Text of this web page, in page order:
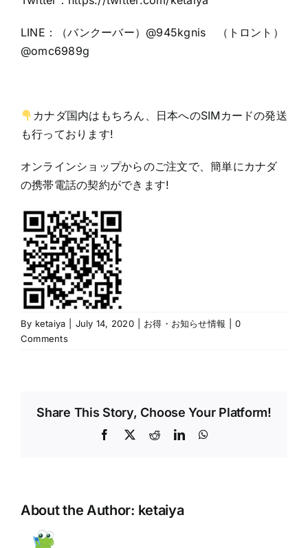
LINE：（バンクーバー）@945kgnis （トロント）
@omc6989g
カナダ国内はもちろん、日本へのSIMカードの発送
も行っております!
オンラインショップからのご注文で、簡単にカナダ
の携帯電話の契約ができます!
By ketaiya July 14, 2020 お得・お知らせ情報
0
Comments
Share This Story, Choose Your Platform!
Facebook
X RedditLinkedIn
About the Author: ketaiya